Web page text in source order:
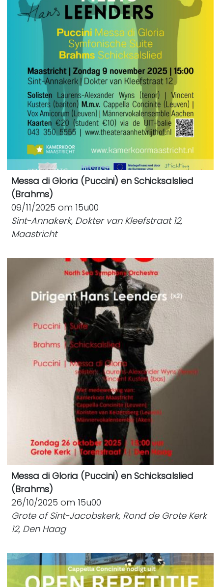
Messa di Gloria (Puccini) en Schicksalslied
(Brahms)
09/11/2025 om 15u00
Sint-Annakerk, Dokter van Kleefstraat 12,
Maastricht
Messa di Gloria (Puccini) en Schicksalslied
(Brahms)
26/10/2025 om 15u00
Grote of Sint-Jacobskerk, Rond de Grote Kerk
12, Den Haag